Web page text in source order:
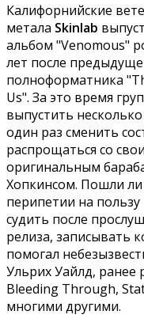
Калифорнийские
метала Skinlab
альбом "Venomous"
лет после
полноформатника
Us". За это время
выпустить
один раз сменить
распрощаться со
оригинальным
Хопкинсом. Пошли ли
перипетии на
судить после
релиза, записывать
помогал
Ульрих Уайлд, ранее
Bleeding Through,
многими другими.